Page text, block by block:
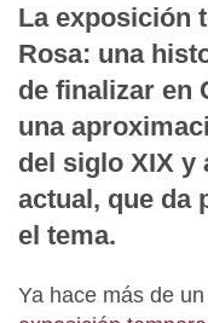
La exposición
Rosa: una
de finalizar en
una
del siglo XIX y
actual, que da
el tema.
Ya hace más de